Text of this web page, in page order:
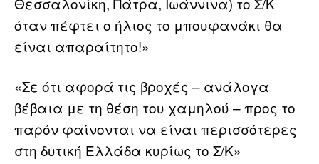
όταν πέφτει ο ήλιος το μπουφανάκι θα
είναι απαραίτητο!»
«Σε ότι αφορά τις βροχές – ανάλογα
βέβαια με τη θέση του χαμηλού – προς το
παρόν φαίνονται να είναι περισσότερες
στη δυτική Ελλάδα κυρίως το Σ/Κ»